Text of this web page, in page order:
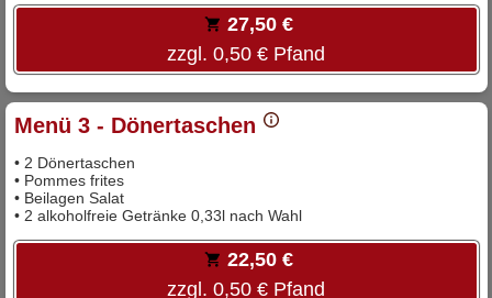
27,50 €
zzgl. 0,50 € Pfand
Menü 3 - Dönertaschen
• 2 Dönertaschen
• Pommes frites
• Beilagen Salat
• 2 alkoholfreie Getränke 0,33l nach Wahl
22,50 €
zzgl. 0,50 € Pfand